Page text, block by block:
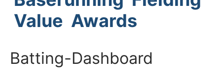
Value Awards
Batting-Dashboard